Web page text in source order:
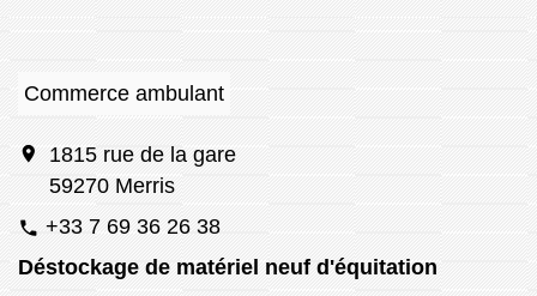
Commerce ambulant
location_on
1815 rue de la gare
59270 Merris
phone +33 7 69 36 26 38
Déstockage de matériel neuf d'équitation